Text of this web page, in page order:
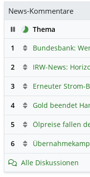
News-Kommentare
PauseThema
1
2
3
4
5
6
Alle Diskussionen